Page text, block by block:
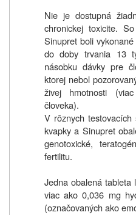
Nie je dostupná
chronickej toxicite.
Sinupret boli
do doby trvania 13
násobku dávky pre
ktorej nebol
živej hmotnosti
človeka).
V rôznych
kvapky a Sinupret
genotoxické,
fertilitu.
Jedna obalená tableta
viac ako 0,036 mg
(označovaných ako